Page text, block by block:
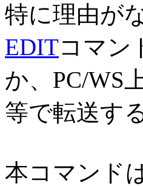
特に理由が
EDITコマン
か、PC/WS
等で転送す
本コマンド